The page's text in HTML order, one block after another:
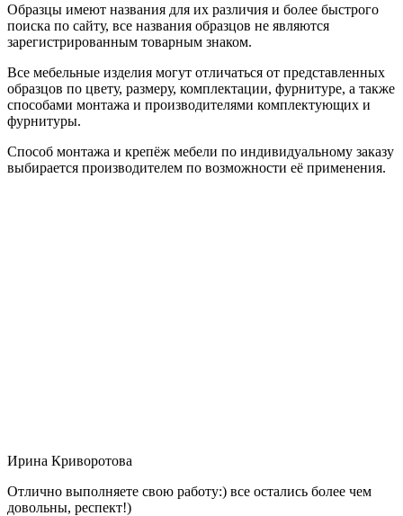
Образцы имеют названия для их различия и более быстрого
поиска по сайту, все названия образцов не являются
зарегистрированным товарным знаком.
Все мебельные изделия могут отличаться от представленных
образцов по цвету, размеру, комплектации, фурнитуре, а также
способами монтажа и производителями комплектующих и
фурнитуры.
Способ монтажа и крепёж мебели по индивидуальному заказу
выбирается производителем по возможности её применения.
Ирина Криворотова
Отлично выполняете свою работу:) все остались более чем
довольны, респект!)